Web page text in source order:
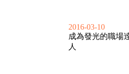
2016-03-10
成為發光的職場
人